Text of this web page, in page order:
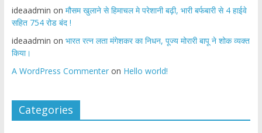
ideaadmin on मौसम खुलाने से हिमाचल मे परेशानी बढ़ी, भारी बर्फबारी से 4 हाईवे
सहित 754 रोड बंद !
ideaadmin on भारत रत्न लता मंगेशकर का निधन, पूज्य मोरारी बापू ने शोक व्यक्त
किया।
A WordPress Commenteron Hello world!
Categories